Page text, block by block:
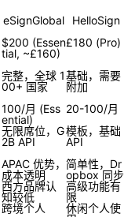
eSignGlobal
HelloSign
$200 (Essen
tial, ~£160)
£180 (Pro)
完整，全球 1
00+ 国家
基础，需要
附加
100/月 (Ess
ential)
20-100/月
无限席位，G
2B API
模板，基础
API
APAC 优势，
成本透明
简单性，Dr
opbox 同步
西方品牌认
知较低
高级功能有
限
跨境个人
休闲个人使